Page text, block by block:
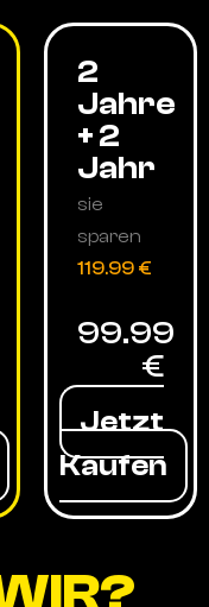
2
Jahre
+ 2
Jahr
sie
sparen
119.99 €
99.99
€
Jetzt
Kaufen